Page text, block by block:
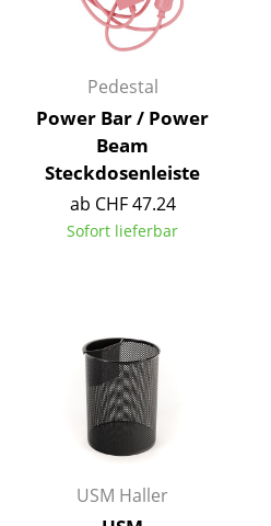
Aufbewahren
Regale & Schränke
Wandregale
TV Möbel
Garderoben
Kleinaufbewahrung
Einzelteile
... alle Aufbewahrungsmöbel
Pedestal
Power Bar / Power
Beam
Steckdosenleiste
ab CHF 47.24
Sofort lieferbar
USM Haller